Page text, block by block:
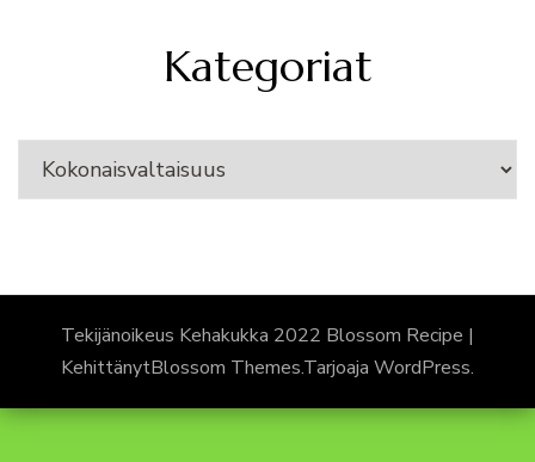
Kategoriat
Kategoriat
Tekijänoikeus Kehakukka 2022 Blossom Recipe |
KehittänytBlossom Themes.Tarjoaja WordPress.